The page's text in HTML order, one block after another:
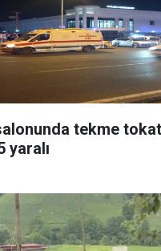
tekme tokat
yaralı